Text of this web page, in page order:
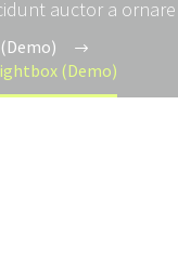
auctor a
(Demo)